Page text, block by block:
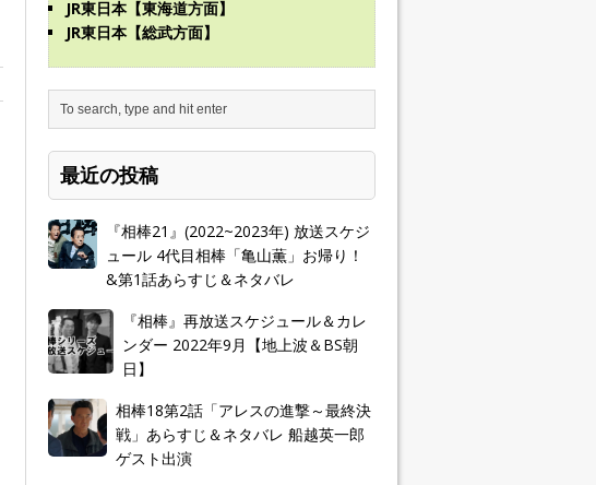
JR東日本【東海道方面】
JR東日本【総武方面】
最近の投稿
『相棒21』(2022~2023年) 放送スケジ
ュール 4代目相棒「亀山薫」お帰り！
&第1話あらすじ＆ネタバレ
『相棒』再放送スケジュール＆カレ
ンダー 2022年9月【地上波＆BS朝
日】
相棒18第2話「アレスの進撃～最終決
戦」あらすじ＆ネタバレ 船越英一郎
ゲスト出演